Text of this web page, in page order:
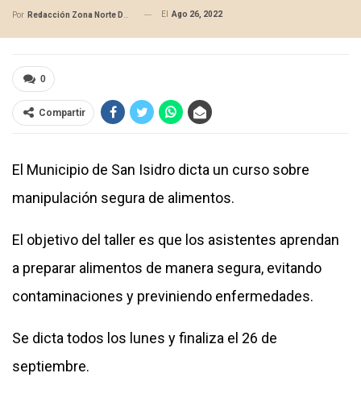
Por Redacción Zona Norte Daily El Ago 26, 2022
0
Compartir
El Municipio de San Isidro dicta un curso sobre
manipulación segura de alimentos.
El objetivo del taller es que los asistentes aprendan
a preparar alimentos de manera segura, evitando
contaminaciones y previniendo enfermedades.
Se dicta todos los lunes y finaliza el 26 de
septiembre.